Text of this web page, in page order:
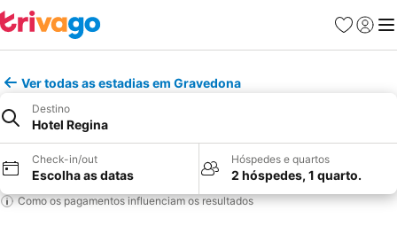
Favoritos
Iniciar
Ver todas as estadias em Gravedona
Destino
Hotel Regina
Check-in/out
Escolha as datas
Hóspedes e quartos
2 hóspedes, 1 quarto.
Como os pagamentos influenciam os resultados